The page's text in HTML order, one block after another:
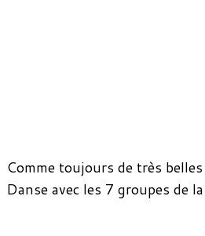
Comme toujours de très
Danse avec les 7 groupes de